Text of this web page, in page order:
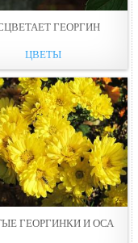
ГЕОРГИН
ЦВЕТЫ
ГЕОРГИНКИ И ОСА